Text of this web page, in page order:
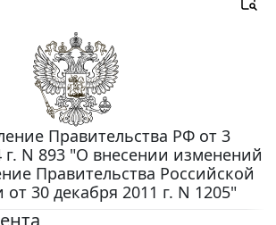
Правительства РФ от 3
г. N 893 "О внесении изменений
Правительства Российской
30 декабря 2011 г. N 1205"